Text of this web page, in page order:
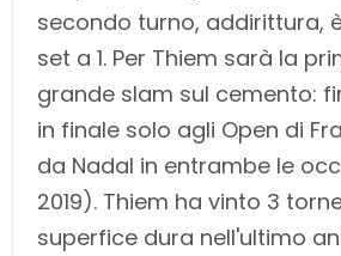
secondo turno, addirittura,
set a 1. Per Thiem sarà la
grande slam sul cemento:
in finale solo agli Open di
da Nadal in entrambe le
2019). Thiem ha vinto 3
superfice dura nell'ultimo